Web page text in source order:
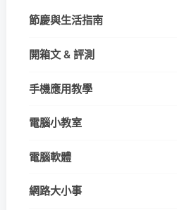
節慶與生活指南
開箱文 & 評測
手機應用教學
電腦小教室
電腦軟體
網路大小事